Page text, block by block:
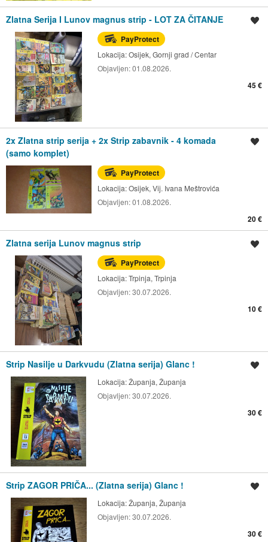
Zlatna Serija I Lunov magnus strip - LOT ZA ČITANJE
PayProtect
Lokacija:Osijek, Gornji grad / Centar
Objavljen:01.08.2026.
45 €
2x Zlatna strip serija + 2x Strip zabavnik - 4 komada
(samo komplet)
PayProtect
Lokacija:Osijek, Vij. Ivana Meštrovića
Objavljen:01.08.2026.
20 €
Zlatna serija Lunov magnus strip
PayProtect
Lokacija:Trpinja, Trpinja
Objavljen:30.07.2026.
10 €
Strip Nasilje u Darkvudu (Zlatna serija) Glanc !
Lokacija:Županja, Županja
Objavljen:30.07.2026.
30 €
Strip ZAGOR PRIČA... (Zlatna serija) Glanc !
Lokacija:Županja, Županja
Objavljen:30.07.2026.
30 €